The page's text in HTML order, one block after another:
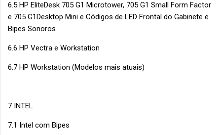
6.5 HP EliteDesk 705 G1 Microtower, 705 G1 Small Form Factor
e 705 G1Desktop Mini e Códigos de LED Frontal do Gabinete e
Bipes Sonoros
6.6 HP Vectra e Workstation
6.7 HP Workstation (Modelos mais atuais)
7 INTEL
7.1 Intel com Bipes